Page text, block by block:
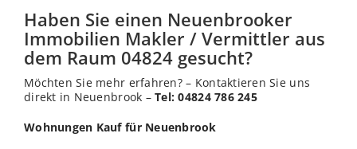
Haben Sie einen Neuenbrooker
Immobilien Makler / Vermittler aus
dem Raum 04824 gesucht?
Möchten Sie mehr erfahren? – Kontaktieren Sie uns
direkt in Neuenbrook –Tel: 04824 786 245
Wohnungen Kauf für Neuenbrook